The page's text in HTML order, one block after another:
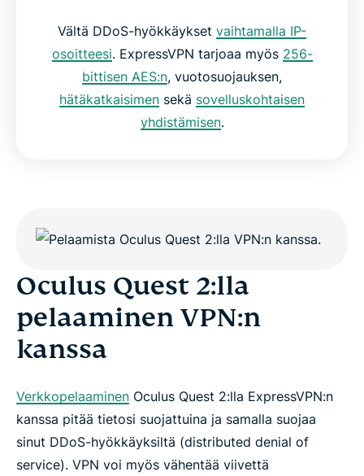
Vältä DDoS-hyökkäykset vaihtamalla IP-
osoitteesi. ExpressVPN tarjoaa myös 256-
bittisen AES:n, vuotosuojauksen,
hätäkatkaisimen sekä sovelluskohtaisen
yhdistämisen.
Oculus Quest 2:lla
pelaaminen VPN:n
kanssa
Verkkopelaaminen Oculus Quest 2:lla ExpressVPN:n
kanssa pitää tietosi suojattuina ja samalla suojaa
sinut DDoS-hyökkäyksiltä (distributed denial of
service). VPN voi myös vähentää viivettä